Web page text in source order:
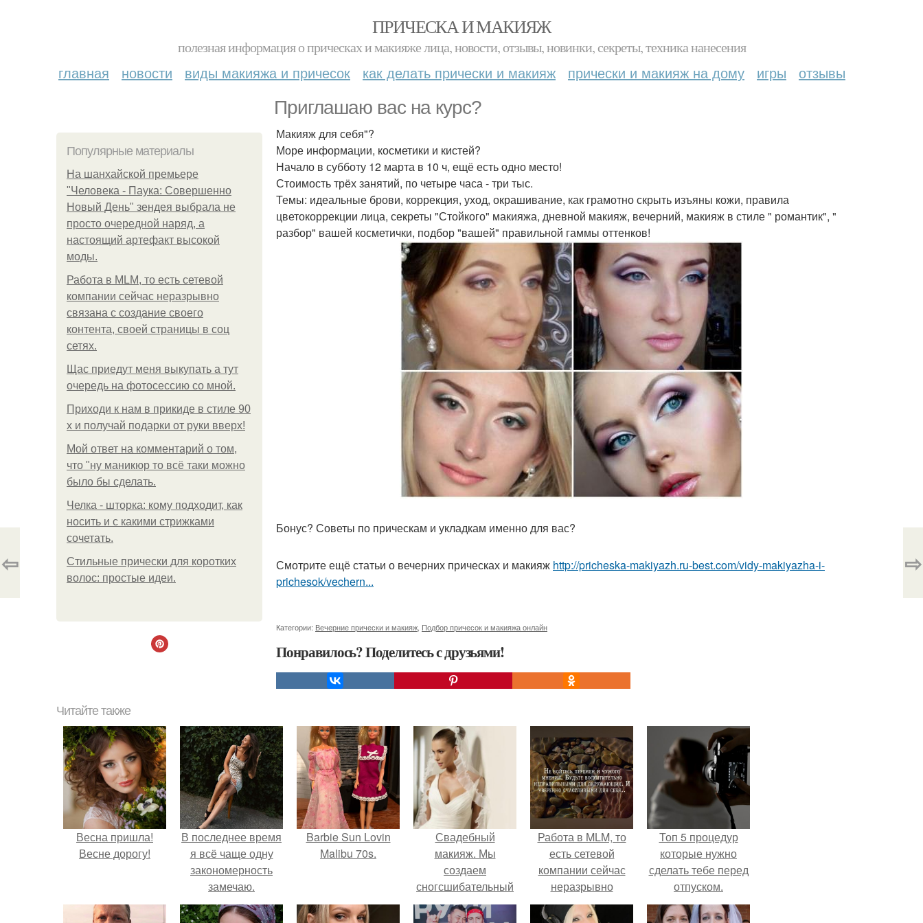
ПРИЧЕСКА И МАКИЯЖ
полезная информация о прическах и макияже лица, новости, отзывы, новинки, секреты, техника нанесения
главная новости виды макияжа и причесок как делать прически и макияж прически и макияж на дому игры отзывы
Приглашаю вас на курс?
Популярные материалы
На шанхайской премьере
"Человека - Паука: Совершенно
Новый День" зендея выбрала не
просто очередной наряд, а
настоящий артефакт высокой
моды.
Работа в MLM, то есть сетевой
компании сейчас неразрывно
связана с создание своего
контента, своей страницы в соц
сетях.
Щас приедут меня выкупать а тут
очередь на фотосессию со мной.
Приходи к нам в прикиде в стиле 90
х и получай подарки от руки вверх!
Мой ответ на комментарий о том,
что "ну маникюр то всё таки можно
было бы сделать.
Челка - шторка: кому подходит, как
носить и с какими стрижками
сочетать.
Стильные прически для коротких
волос: простые идеи.
Макияж для себя"?
Море информации, косметики и кистей?
Начало в субботу 12 марта в 10 ч, ещё есть одно место!
Стоимость трёх занятий, по четыре часа - три тыс.
Темы: идеальные брови, коррекция, уход, окрашивание, как грамотно скрыть изъяны кожи, правила
цветокоррекции лица, секреты "Стойкого" макияжа, дневной макияж, вечерний, макияж в стиле " романтик", "
разбор" вашей косметички, подбор "вашей" правильной гаммы оттенков!
Бонус? Советы по прическам и укладкам именно для вас?
Смотрите ещё статьи о вечерних прическах и макияж http://pricheska-makiyazh.ru-best.com/vidy-makiyazha-i-
prichesok/vechern...
Категории: Вечерние прически и макияж Подбор причесок и макияжа онлайн
Понравилось? Поделитесь с друзьями!
⇦ ⇨
Читайте также
Весна пришла!
Весне дорогу!
В последнее время
я всё чаще одну
закономерность
замечаю.
Barbie Sun Lovin
Malibu 70s.
Свадебный
макияж. Мы
создаем
сногсшибательный
образ.
Работа в MLM, то
есть сетевой
компании сейчас
неразрывно
связана с создание
своего контента,
Топ 5 процедур
которые нужно
сделать тебе перед
отпуском.